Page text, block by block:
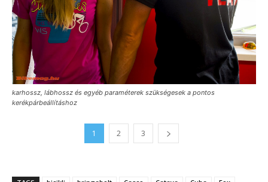
karhossz, lábhossz és egyéb paraméterek szükségesek a pontos
kerékpárbeállításhoz
1 2 3